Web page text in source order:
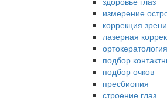
измерение
коррекция
лазерная
ортокератология
подбор
подбор очков
пресбиопия
строение глаз